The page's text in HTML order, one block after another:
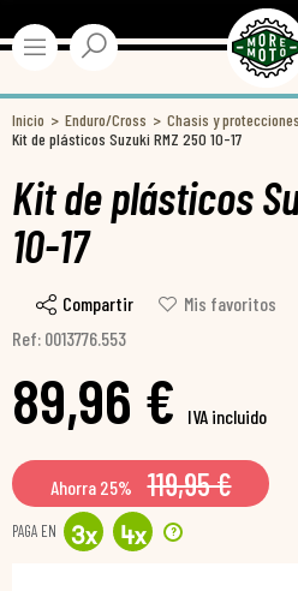
Inicio Enduro/Cross Chasis y protecciones
Kit de plásticos Suzuki RMZ 250 10-17
Kit de plásticos
10-17
Compartir
Mis favoritos
Ref: 0013776.553
89,96 € IVA incluido
Ahorra 25% 119,95 €
PAGA EN 3x 4x ?